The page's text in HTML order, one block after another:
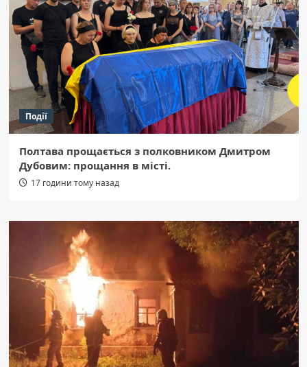
Події
Полтава прощається з полковником Дмитром
Дубовим: прощання в місті.
17 години тому назад